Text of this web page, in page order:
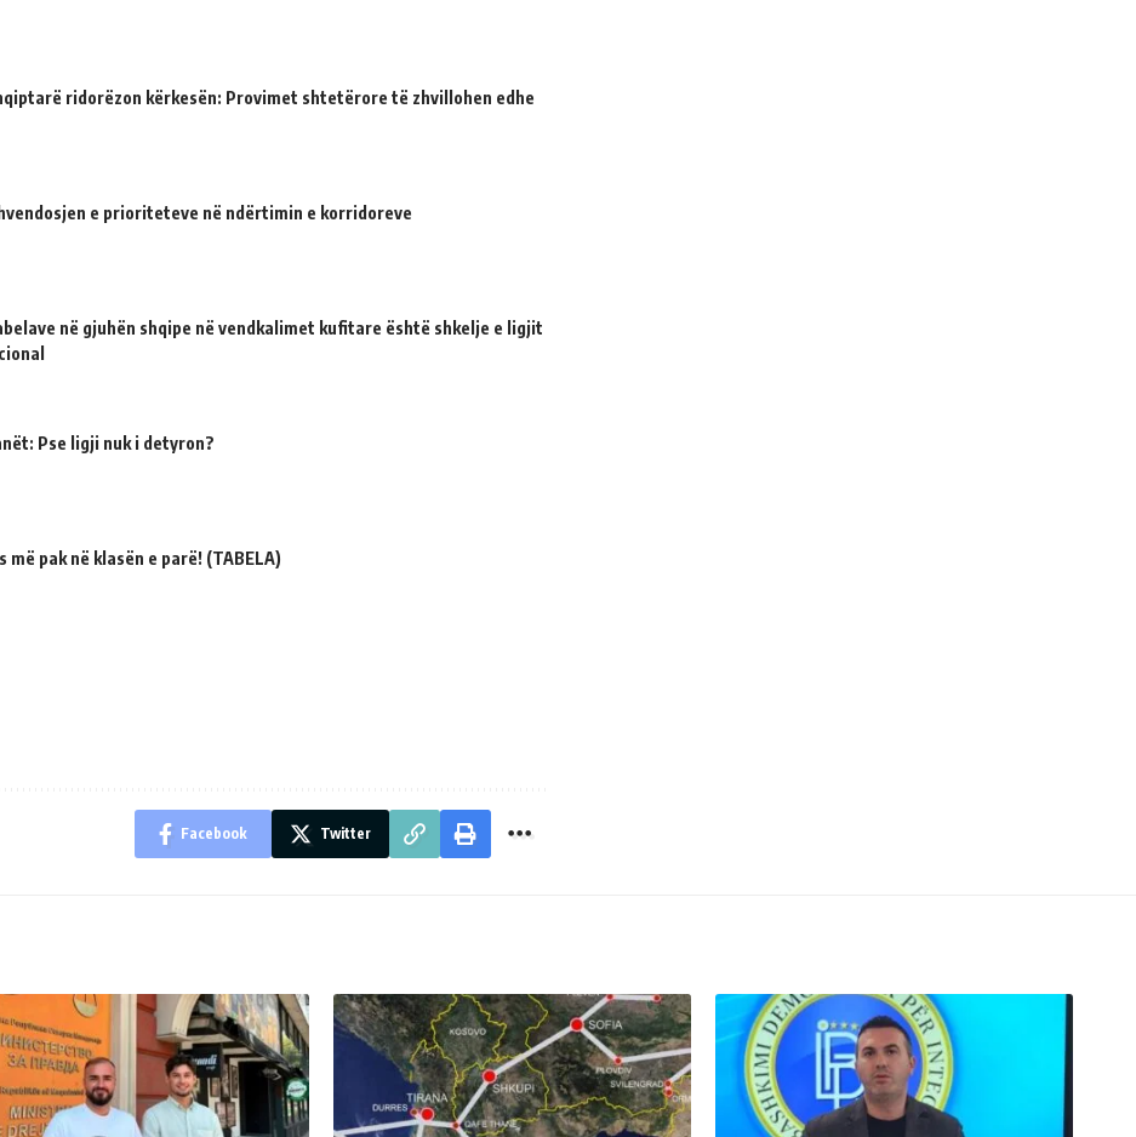
ridorëzon kërkesën: Provimet shtetërore të zhvillohen edhe
e prioriteteve në ndërtimin e korridoreve
në gjuhën shqipe në vendkalimet kufitare është shkelje e ligjit
Pse ligji nuk i detyron?
pak në klasën e parë! (TABELA)
Facebook Twitter